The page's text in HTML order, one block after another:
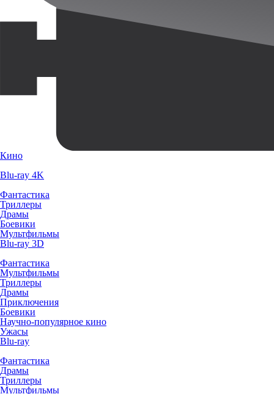
Кино
Blu-ray 4K
Фантастика
Триллеры
Драмы
Боевики
Мультфильмы
Blu-ray 3D
Фантастика
Мультфильмы
Триллеры
Драмы
Приключения
Боевики
Научно-популярное кино
Ужасы
Blu-ray
Фантастика
Драмы
Триллеры
Мультфильмы